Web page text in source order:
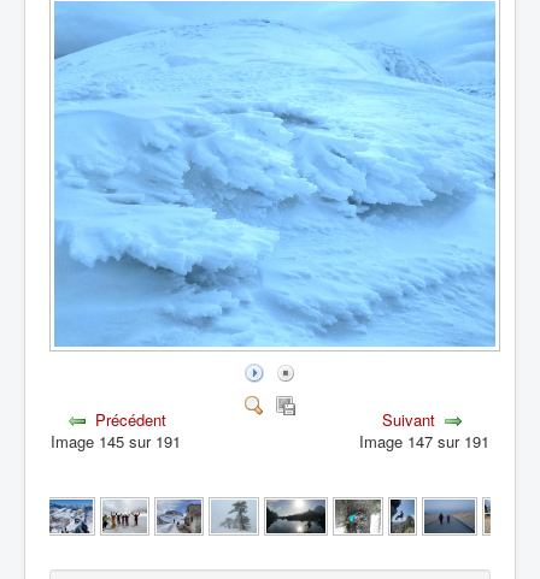
Précédent
Image 145 sur 191
Suivant
Image 147 sur 191